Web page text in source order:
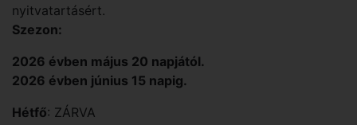
nyitvatartásért.
Szezon:
2026 évben május 20 napjától.
2026 évben június 15 napig.
Hétfő: ZÁRVA